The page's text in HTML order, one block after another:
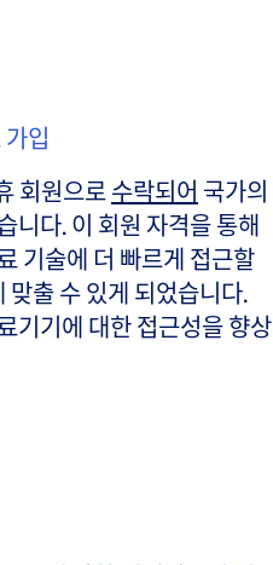
입
회원으로수락되어 국가의
니다. 이 회원 자격을 통해
기술에 더 빠르게 접근할
맞출 수 있게 되었습니다.
기기에 대한 접근성을 향상